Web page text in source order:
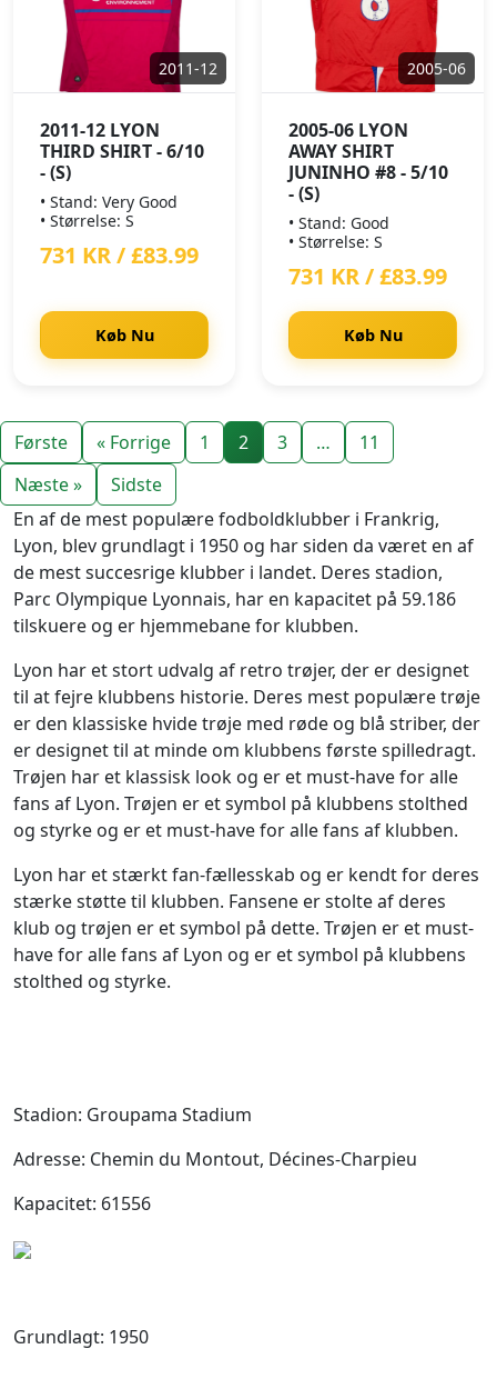
2011-12
2011-12 LYON
THIRD SHIRT - 6/10
- (S)
• Stand: Very Good
• Størrelse: S
731 KR / £83.99
Køb Nu
2005-06
2005-06 LYON
AWAY SHIRT
JUNINHO #8 - 5/10
- (S)
• Stand: Good
• Størrelse: S
731 KR / £83.99
Køb Nu
Første « Forrige 1 2 3 …
11
Næste »
Sidste
En af de mest populære fodboldklubber i Frankrig,
Lyon, blev grundlagt i 1950 og har siden da været en af
de mest succesrige klubber i landet. Deres stadion,
Parc Olympique Lyonnais, har en kapacitet på 59.186
tilskuere og er hjemmebane for klubben.
Lyon har et stort udvalg af retro trøjer, der er designet
til at fejre klubbens historie. Deres mest populære trøje
er den klassiske hvide trøje med røde og blå striber, der
er designet til at minde om klubbens første spilledragt.
Trøjen har et klassisk look og er et must-have for alle
fans af Lyon. Trøjen er et symbol på klubbens stolthed
og styrke og er et must-have for alle fans af klubben.
Lyon har et stærkt fan-fællesskab og er kendt for deres
stærke støtte til klubben. Fansene er stolte af deres
klub og trøjen er et symbol på dette. Trøjen er et must-
have for alle fans af Lyon og er et symbol på klubbens
stolthed og styrke.
Stadion: Groupama Stadium
Adresse: Chemin du Montout, Décines-Charpieu
Kapacitet: 61556
Grundlagt: 1950